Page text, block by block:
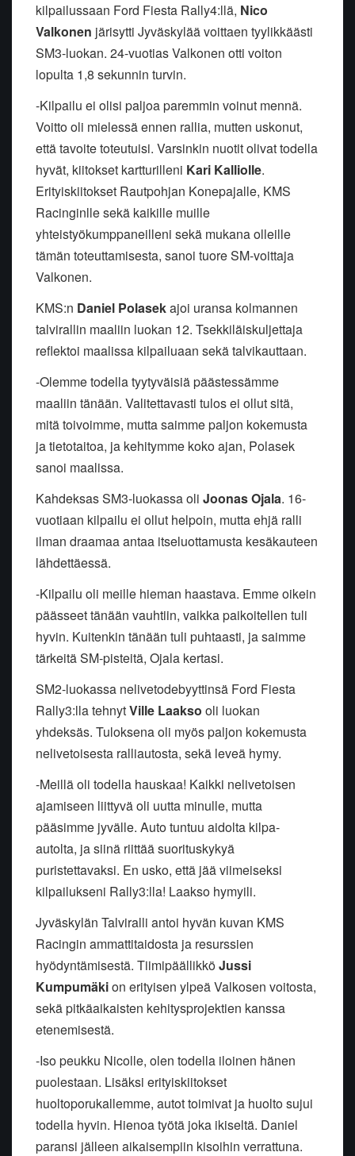
kilpailussaan Ford Fiesta Rally4:llä, Nico
Valkonen järisytti Jyväskylää voittaen tyylikkäästi
SM3-luokan. 24-vuotias Valkonen otti voiton
lopulta 1,8 sekunnin turvin.
-Kilpailu ei olisi paljoa paremmin voinut mennä.
Voitto oli mielessä ennen rallia, mutten uskonut,
että tavoite toteutuisi. Varsinkin nuotit olivat todella
hyvät, kiitokset kartturilleni Kari Kalliolle.
Erityiskiitokset Rautpohjan Konepajalle, KMS
Racinginlle sekä kaikille muille
yhteistyökumppaneilleni sekä mukana olleille
tämän toteuttamisesta, sanoi tuore SM-voittaja
Valkonen.
KMS:n Daniel Polasekajoi uransa kolmannen
talvirallin maaliin luokan 12. Tsekkiläiskuljettaja
reflektoi maalissa kilpailuaan sekä talvikauttaan.
-Olemme todella tyytyväisiä päästessämme
maaliin tänään. Valitettavasti tulos ei ollut sitä,
mitä toivoimme, mutta saimme paljon kokemusta
ja tietotaitoa, ja kehitymme koko ajan, Polasek
sanoi maalissa.
Kahdeksas SM3-luokassa oli Joonas Ojala. 16-
vuotiaan kilpailu ei ollut helpoin, mutta ehjä ralli
ilman draamaa antaa itseluottamusta kesäkauteen
lähdettäessä.
-Kilpailu oli meille hieman haastava. Emme oikein
päässeet tänään vauhtiin, vaikka paikoitellen tuli
hyvin. Kuitenkin tänään tuli puhtaasti, ja saimme
tärkeitä SM-pisteitä, Ojala kertasi.
SM2-luokassa nelivetodebyyttinsä Ford Fiesta
Rally3:lla tehnytVille Laakso oli luokan
yhdeksäs. Tuloksena oli myös paljon kokemusta
nelivetoisesta ralliautosta, sekä leveä hymy.
-Meillä oli todella hauskaa! Kaikki nelivetoisen
ajamiseen liittyvä oli uutta minulle, mutta
pääsimme jyvälle. Auto tuntuu aidolta kilpa-
autolta, ja siinä riittää suorituskykyä
puristettavaksi. En usko, että jää viimeiseksi
kilpailukseni Rally3:lla! Laakso hymyili.
Jyväskylän Talviralli antoi hyvän kuvan KMS
Racingin ammattitaidosta ja resurssien
hyödyntämisestä. TiimipäällikköJussi
Kumpumäkion erityisen ylpeä Valkosen voitosta,
sekä pitkäaikaisten kehitysprojektien kanssa
etenemisestä.
-Iso peukku Nicolle, olen todella iloinen hänen
puolestaan. Lisäksi erityiskiitokset
huoltoporukallemme, autot toimivat ja huolto sujui
todella hyvin. Hienoa työtä joka ikiseltä. Daniel
paransi jälleen aikaisempiin kisoihin verrattuna.